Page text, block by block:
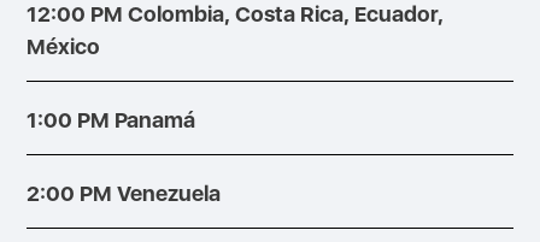
12:00 PM Colombia, Costa Rica, Ecuador,
México
1:00 PM Panamá
2:00 PM Venezuela